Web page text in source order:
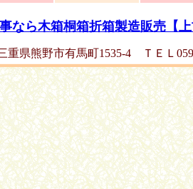
なら木箱桐箱折箱製造販売【
重県熊野市有馬町1535-4 ＴＥＬ